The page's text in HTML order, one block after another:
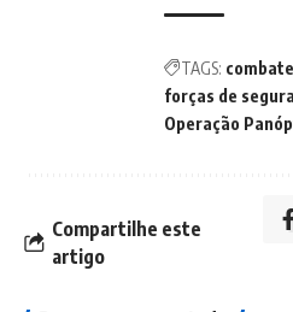
TAGS:
forças de
Operação
Compartilhe este
artigo